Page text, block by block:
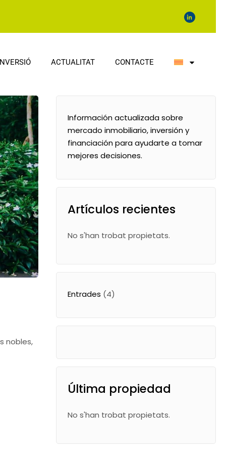
ACTUALITAT CONTACTE
nobles,
Información actualizada sobre
mercado inmobiliario, inversión y
financiación para ayudarte a tomar
mejores decisiones.
Artículos recientes
No s'han trobat propietats.
Entrades (4)
Última propiedad
No s'han trobat propietats.